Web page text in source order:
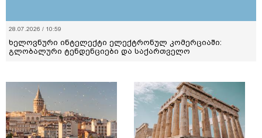
28.07.2026 / 10:59
ხელოვნური ინტელექტი ელექტრონულ კომერციაში:
გლობალური ტენდენციები და საქართველო